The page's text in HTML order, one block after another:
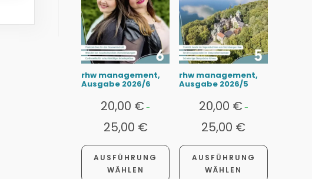
rhw management,
Ausgabe 2026/6
20,00 €-
25,00 €
AUSFÜHRUNG
WÄHLEN
rhw management,
Ausgabe 2026/5
20,00 €-
25,00 €
AUSFÜHRUNG
WÄHLEN